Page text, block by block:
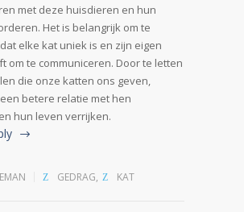
met deze huisdieren en hun
Het is belangrijk om te
elke kat uniek is en zijn eigen
om te communiceren. Door te letten
die onze katten ons geven,
betere relatie met hen
hun leven verrijken.
GEDRAG, KAT